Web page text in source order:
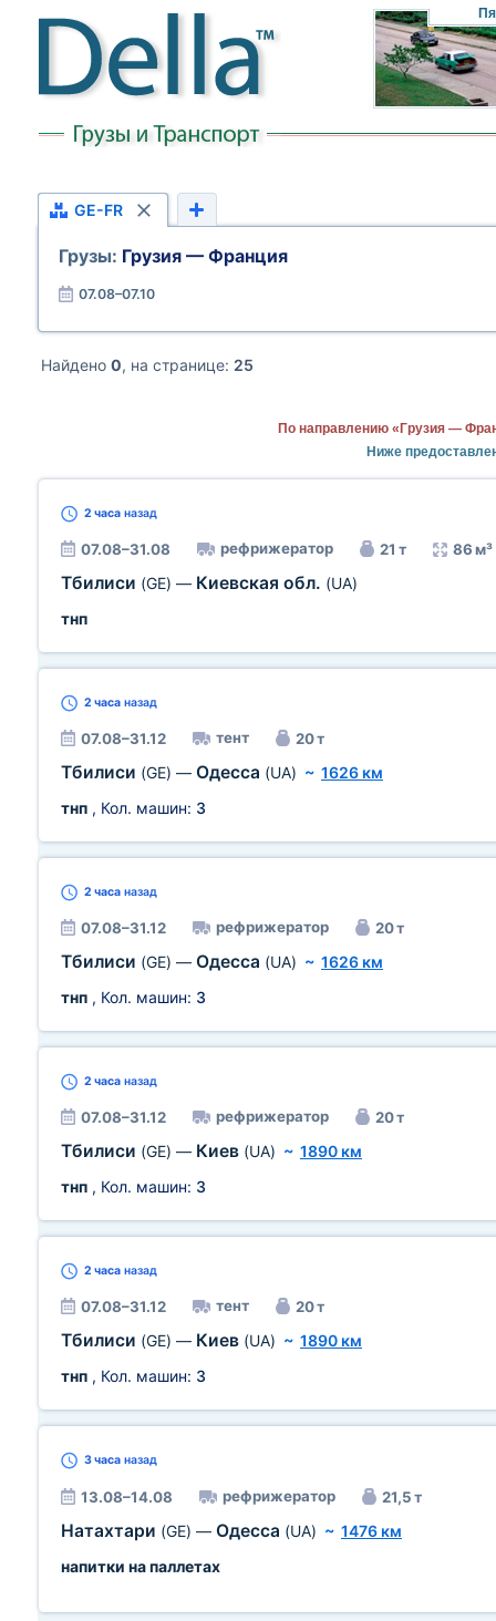
GE-FR
Грузы: Грузия — Франция
07.08–07.10
Найдено 0, на странице: 25
По направлению «Грузия —
Ниже
2 часа назад
07.08–31.08 рефрижератор 21 т 86 м³
Тбилиси (GE) — Киевская обл. (UA)
тнп
2 часа назад
07.08–31.12 тент 20 т
Тбилиси (GE) — Одесса (UA) ~ 1626 км
тнп , Кол. машин: 3
2 часа назад
07.08–31.12 рефрижератор 20 т
Тбилиси (GE) — Одесса (UA) ~ 1626 км
тнп , Кол. машин: 3
2 часа назад
07.08–31.12 рефрижератор 20 т
Тбилиси (GE) — Киев (UA) ~ 1890 км
тнп , Кол. машин: 3
2 часа назад
07.08–31.12 тент 20 т
Тбилиси (GE) — Киев (UA) ~ 1890 км
тнп , Кол. машин: 3
3 часа назад
13.08–14.08 рефрижератор 21,5 т
Натахтари (GE) — Одесса (UA) ~ 1476 км
напитки на паллетах